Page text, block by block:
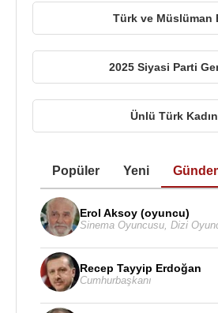
Türk ve Müslüman
2025 Siyasi Parti
Ünlü Türk
Popüler Yeni
Erol Aksoy (oyuncu)
Sinema Oyuncusu Dizi
Recep Tayyip Erdoğan
Cumhurbaşkanı